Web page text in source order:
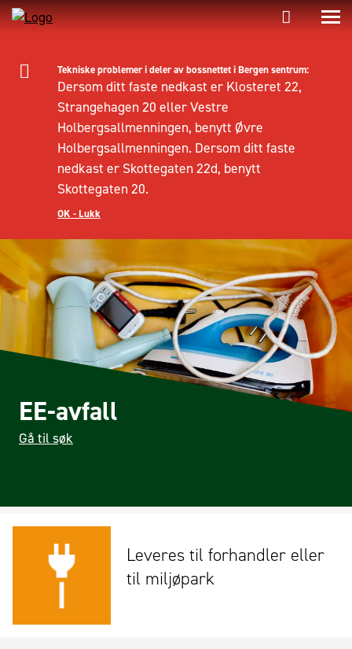
Tekniske problemer i deler av bossnettet i Bergen sentrum:
Dersom ditt faste nedkast er Klosteret 22,
Strangehagen 20 eller Vestre
Holbergsallmenningen, benytt Øvre
Holbergsallmenningen. Dersom ditt faste
nedkast er Skottegaten 22d, benytt
Skottegaten 20.
OK - Lukk
EE-avfall
Gå til søk
Leveres til forhandler eller
til miljøpark